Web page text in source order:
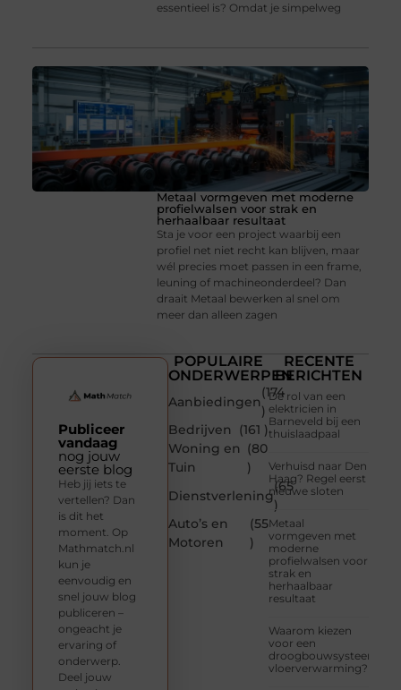
essentieel is? Omdat je simpelweg
Metaal vormgeven met moderne
profielwalsen voor strak en
herhaalbaar resultaat
Sta je voor een project waarbij een
profiel net niet recht kan blijven, maar
wél precies moet passen in een frame,
leuning of machineonderdeel? Dan
draait Metaal bewerken al snel om
meer dan alleen zagen
POPULAIRE
ONDERWERPEN
Aanbiedingen
(174
)
Bedrijven
(161 )
Woning en
Tuin
(80
)
Dienstverlening
(65
)
Auto’s en
Motoren
(55
)
RECENTE
BERICHTEN
De rol van een
elektricien in
Barneveld bij een
thuislaadpaal
Verhuisd naar Den
Haag? Regel eerst
nieuwe sloten
Metaal
vormgeven met
moderne
profielwalsen voor
strak en
herhaalbaar
resultaat
Waarom kiezen
voor een
droogbouwsysteem
vloerverwarming?
Publiceer
vandaag
nog jouw
eerste blog
Heb jij iets te
vertellen? Dan
is dit het
moment. Op
Mathmatch.nl
kun je
eenvoudig en
snel jouw blog
publiceren –
ongeacht je
ervaring of
onderwerp.
Deel jouw